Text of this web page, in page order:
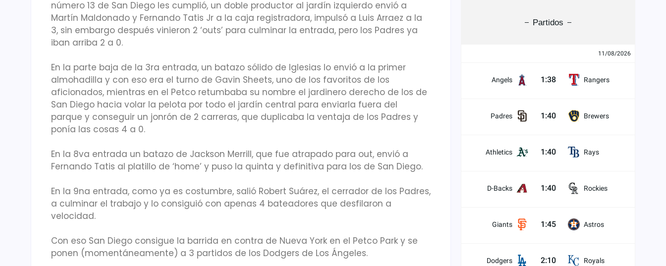
número 13 de San Diego les cumplió, un doble productor al jardín izquierdo envió a
Martín Maldonado y Fernando Tatis Jr a la caja registradora, impulsó a Luis Arraez a la
3, sin embargo después vinieron 2 ‘outs’ para culminar la entrada, pero los Padres ya
iban arriba 2 a 0.
En la parte baja de la 3ra entrada, un batazo sólido de Iglesias lo envió a la primer
almohadilla y con eso era el turno de Gavin Sheets, uno de los favoritos de los
aficionados, mientras en el Petco retumbaba su nombre el jardinero derecho de los de
San Diego hacia volar la pelota por todo el jardín central para enviarla fuera del
parque y conseguir un jonrón de 2 carreras, que duplicaba la ventaja de los Padres y
ponía las cosas 4 a 0.
En la 8va entrada un batazo de Jackson Merrill, que fue atrapado para out, envió a
Fernando Tatis al platillo de ‘home’ y puso la quinta y definitiva para los de San Diego.
En la 9na entrada, como ya es costumbre, salió Robert Suárez, el cerrador de los Padres,
a culminar el trabajo y lo consiguió con apenas 4 bateadores que desfilaron a
velocidad.
Con eso San Diego consigue la barrida en contra de Nueva York en el Petco Park y se
ponen (momentáneamente) a 3 partidos de los Dodgers de Los Ángeles.
Partidos
11/08/2026
Angels 1:38 Rangers
Padres 1:40 Brewers
Athletics 1:40 Rays
D-Backs 1:40 Rockies
Giants 1:45 Astros
Dodgers 2:10 Royals